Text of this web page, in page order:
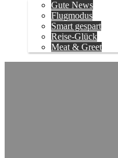
Gute News
Flugmodus
Smart gespart
Reise-Glück
Meat & Greet